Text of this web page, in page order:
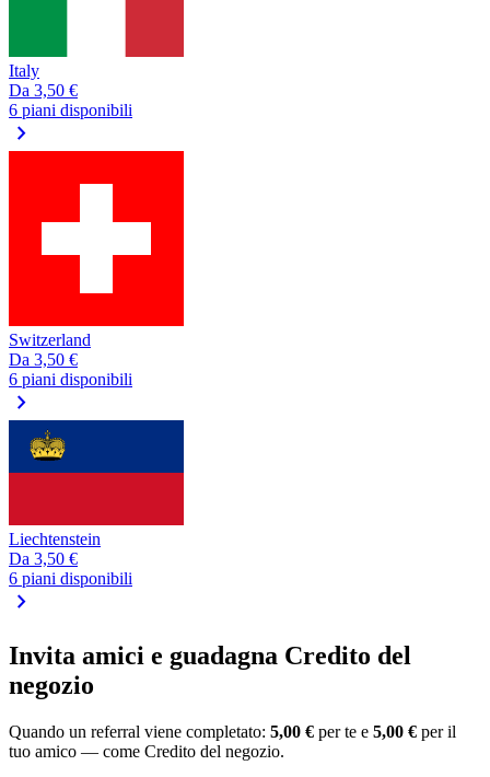
Italy
Da 3,50 €
6 piani disponibili
chevron_right
Switzerland
Da 3,50 €
6 piani disponibili
chevron_right
Liechtenstein
Da 3,50 €
6 piani disponibili
chevron_right
Invita amici e guadagna Credito del
negozio
Quando un referral viene completato: 5,00 € per te e 5,00 € per il
tuo amico — come Credito del negozio.